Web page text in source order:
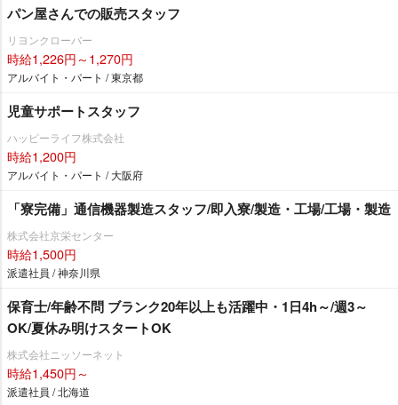
パン屋さんでの販売スタッフ
リヨンクローバー
時給1,226円～1,270円
アルバイト・パート / 東京都
児童サポートスタッフ
ハッピーライフ株式会社
時給1,200円
アルバイト・パート / 大阪府
「寮完備」通信機器製造スタッフ/即入寮/製造・工場/工場・製造
株式会社京栄センター
時給1,500円
派遣社員 / 神奈川県
保育士/年齢不問 ブランク20年以上も活躍中・1日4h～/週3～
OK/夏休み明けスタートOK
株式会社ニッソーネット
時給1,450円～
派遣社員 / 北海道